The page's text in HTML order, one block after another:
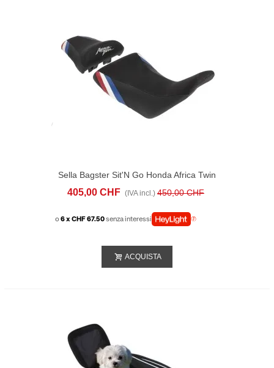
Sella Bagster Sit'N Go Honda Africa Twin
1000/1100 (2018-) Blu Rosso
405,00 CHF (IVA incl.) 450,00 CHF
o6 x CHF 67.50senza interessi
ACQUISTA